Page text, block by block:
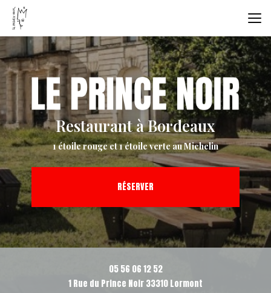
Aller
contenu
principal
Restaurant à Bordeaux
1 étoile rouge et 1 étoile verte au Michelin
RÉSERVER
05 56 06 12 52
1 Rue du Prince Noir 33310 Lormont